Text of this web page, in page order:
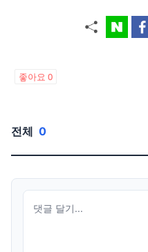
좋아요 0
전체 0